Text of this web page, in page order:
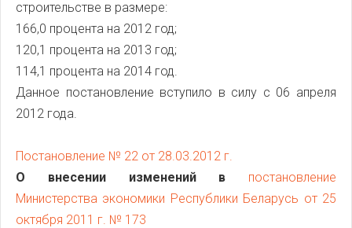
строительстве в размере:
166,0 процента на 2012 год;
120,1 процента на 2013 год;
114,1 процента на 2014 год.
Данное постановление вступило в силу с 06 апреля
2012 года.
Постановление № 22 от 28.03.2012 г.
О внесении изменений в постановление
Министерства экономики Республики Беларусь от 25
октября 2011 г. № 173